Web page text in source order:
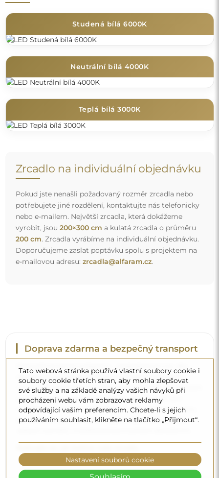
Studená bílá 6000K
Neutrální bílá 4000K
Teplá bílá 3000K
Zrcadlo na individuální objednávku
Pokud jste nenašli požadovaný rozměr zrcadla nebo
potřebujete jiné rozdělení, kontaktujte nás telefonicky
nebo e-mailem. Největší zrcadla, která dokážeme
vyrobit, jsou 200×300 cm a kulatá zrcadla o průměru
200 cm. Zrcadla vyrábíme na individuální objednávku.
Doporučujeme zaslat poptávku spolu s projektem na
e-mailovou adresu: zrcadla@alfaram.cz.
Doprava zdarma a bezpečný transport
objednané zrcadlo dorazilo zcela bezpečně do vašich
rukou, a to úplně zdarma. Disponujeme vlastním vozovým
parkem a vyškoleným personálem, díky čemuž vám
můžeme zaručit, že zrcadlo dorazí v neporušeném stavu,
bez dodatečných nákladů. I když si objednáte zrcadlo
Tato webová stránka používá vlastní soubory cookie i
soubory cookie třetích stran, aby mohla zlepšovat
své služby a na základě analýzy vašich návyků při
procházení webu vám zobrazovat reklamy
odpovídající vašim preferencím. Chcete-li s jejich
používáním souhlasit, klikněte na tlačítko „Přijmout“.
Nastavení souborů cookie